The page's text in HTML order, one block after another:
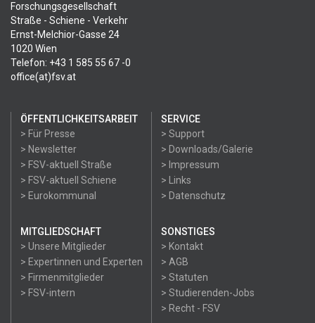
Forschungsgesellschaft
Straße - Schiene - Verkehr
Ernst-Melchior-Gasse 24
1020 Wien
Telefon: +43 1 585 55 67 -0
office(at)fsv.at
ÖFFENTLICHKEITSARBEIT
> Für Presse
> Newsletter
> FSV-aktuell Straße
> FSV-aktuell Schiene
> Eurokommunal
SERVICE
> Support
> Downloads/Galerie
> Impressum
> Links
> Datenschutz
MITGLIEDSCHAFT
> Unsere Mitglieder
> Expertinnen und Experten
> Firmenmitglieder
> FSV-intern
SONSTIGES
> Kontakt
> AGB
> Statuten
> Studierenden-Jobs
> Recht - FSV